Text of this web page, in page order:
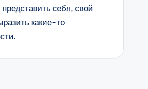
представить себя, свой
какие-то